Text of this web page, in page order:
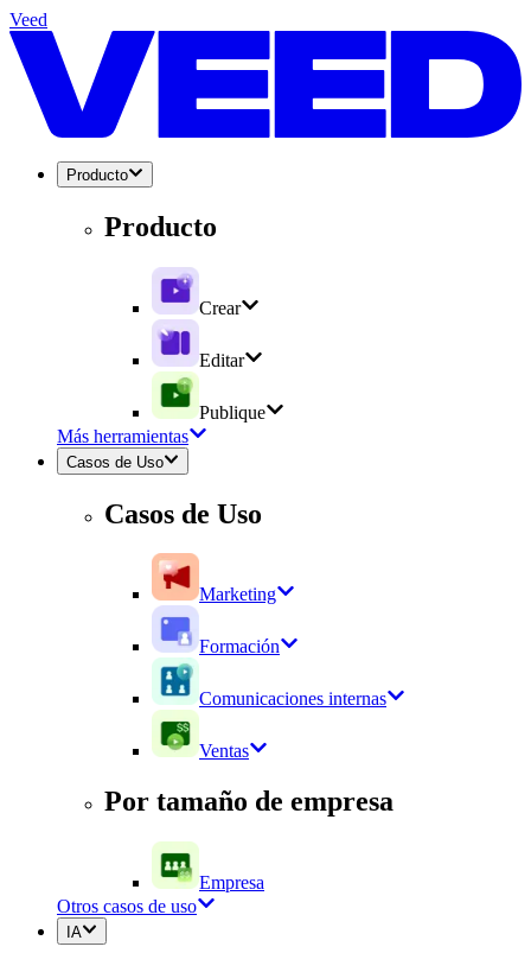
Veed
Producto
Producto
Crear
Editar
Publique
Más herramientas
Casos de Uso
Casos de Uso
Marketing
Formación
Comunicaciones internas
Ventas
Por tamaño de empresa
Empresa
Otros casos de uso
IA